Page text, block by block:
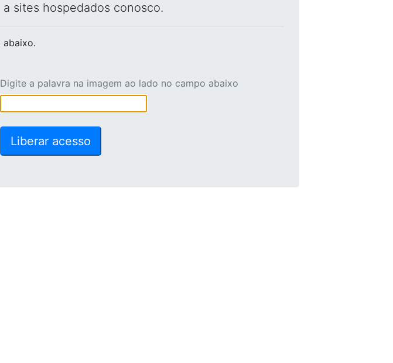
sites hospedados conosco.
abaixo.
Digite a palavra na imagem ao lado no campo abaixo